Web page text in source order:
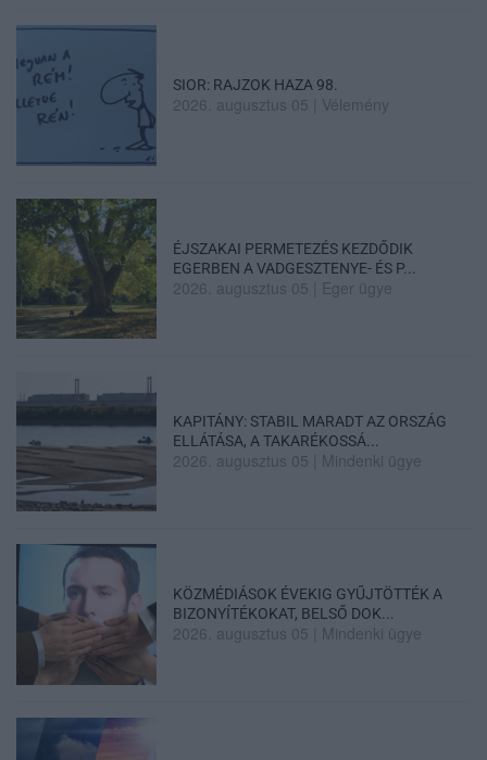
SIOR: RAJZOK HAZA 98.
2026. augusztus 05 Vélemény
ÉJSZAKAI PERMETEZÉS KEZDŐDIK
EGERBEN A VADGESZTENYE- ÉS P...
2026. augusztus 05 Eger ügye
KAPITÁNY: STABIL MARADT AZ ORSZÁG
ELLÁTÁSA, A TAKARÉKOSSÁ...
2026. augusztus 05 Mindenki ügye
KÖZMÉDIÁSOK ÉVEKIG GYŰJTÖTTÉK A
BIZONYÍTÉKOKAT, BELSŐ DOK...
2026. augusztus 05 Mindenki ügye